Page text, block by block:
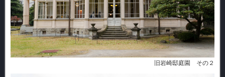
旧岩崎邸庭園 その２